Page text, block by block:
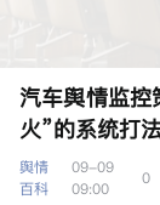
汽车舆情监控
火”的系统打
舆情
百科
09-09
09:00
0